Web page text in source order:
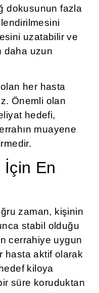
dokusunun fazla
uzatabilir ve
daha uzun
her hasta
Önemli olan
hedefi,
muayene
İçin En
zaman, kişinin
stabil olduğu
cerrahiye uygun
hasta aktif olarak
kiloya
süre koruduktan